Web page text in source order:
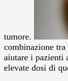
tumore.
combinazione
aiutare i pazienti
elevate dosi di